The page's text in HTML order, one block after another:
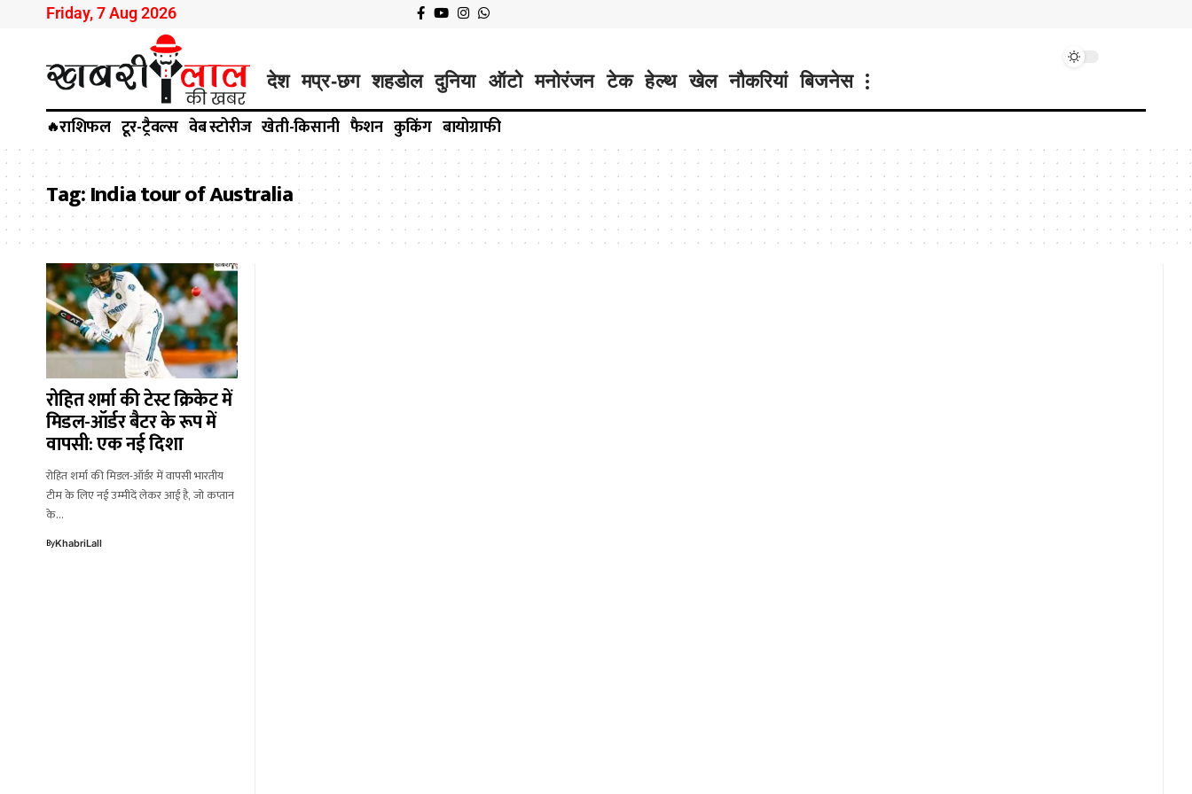
Friday, 7 Aug 2026
देश मप्र-छग शहडोल दुनिया ऑटो मनोरंजन टेक हेल्थ खेल नौकरियां बिजनेस
🔥राशिफल टूर-ट्रैवल्स वेब स्टोरीज खेती-किसानी फैशन कुकिंग बायोग्राफी
Tag:India tour of Australia
रोहित शर्मा की टेस्ट क्रिकेट में
मिडल-ऑर्डर बैटर के रूप में
वापसी: एक नई दिशा
रोहित शर्मा की मिडल-ऑर्डर में वापसी भारतीय
टीम के लिए नई उम्मीदें लेकर आई है, जो कप्तान
के…
ByKhabriLall